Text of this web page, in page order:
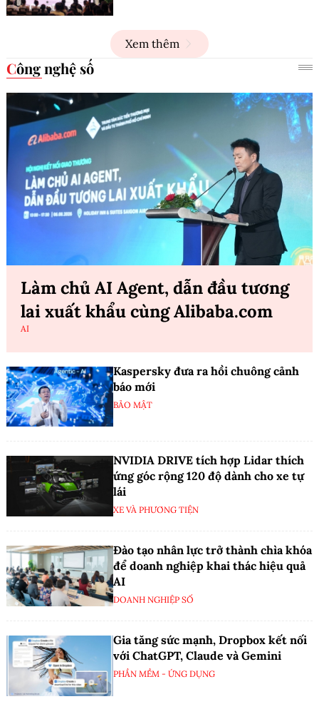
Xem thêm
Công nghệ số
Làm chủ AI Agent, dẫn đầu tương
lai xuất khẩu cùng Alibaba.com
AI
Kaspersky đưa ra hồi chuông cảnh
báo mới
BẢO MẬT
NVIDIA DRIVE tích hợp Lidar thích
ứng góc rộng 120 độ dành cho xe tự
lái
XE VÀ PHƯƠNG TIỆN
Đào tạo nhân lực trở thành chìa khóa
để doanh nghiệp khai thác hiệu quả
AI
DOANH NGHIỆP SỐ
Gia tăng sức mạnh, Dropbox kết nối
với ChatGPT, Claude và Gemini
PHẦN MỀM - ỨNG DỤNG